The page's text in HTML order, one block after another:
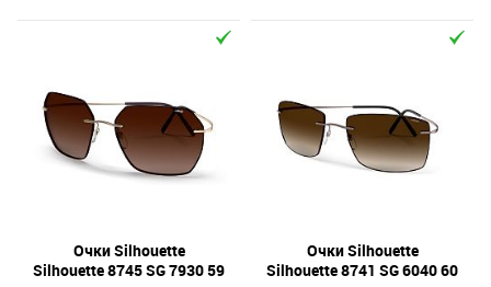
Очки Silhouette
Silhouette 8745 SG 7930 59
Очки Silhouette
Silhouette 8741 SG 6040 60